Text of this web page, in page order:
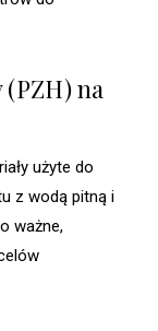
na
użyte do
z wodą pitną i
ważne,